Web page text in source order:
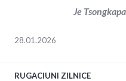
Je
28.01.2026
RUGACIUNI ZILNICE